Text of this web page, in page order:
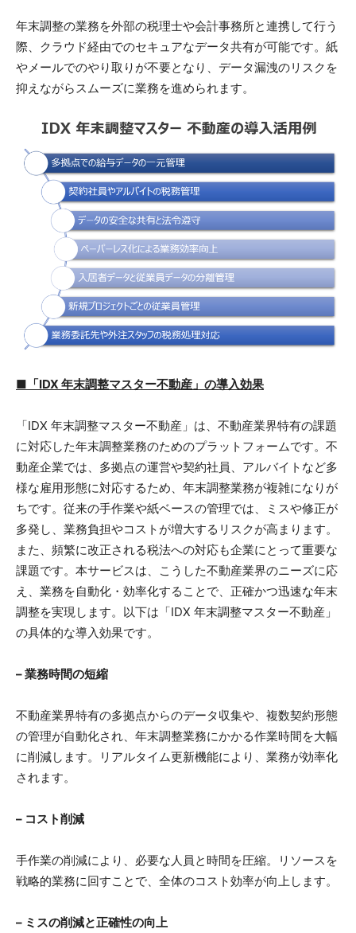
年末調整の業務を外部の税理士や会計事務所と連携して行う
際、クラウド経由でのセキュアなデータ共有が可能です。紙
やメールでのやり取りが不要となり、データ漏洩のリスクを
抑えながらスムーズに業務を進められます。
■「IDX 年末調整マスター不動産」の導入効果
「IDX 年末調整マスター不動産」は、不動産業界特有の課題
に対応した年末調整業務のためのプラットフォームです。不
動産企業では、多拠点の運営や契約社員、アルバイトなど多
様な雇用形態に対応するため、年末調整業務が複雑になりが
ちです。従来の手作業や紙ベースの管理では、ミスや修正が
多発し、業務負担やコストが増大するリスクが高まります。
また、頻繁に改正される税法への対応も企業にとって重要な
課題です。本サービスは、こうした不動産業界のニーズに応
え、業務を自動化・効率化することで、正確かつ迅速な年末
調整を実現します。以下は「IDX 年末調整マスター不動産」
の具体的な導入効果です。
– 業務時間の短縮
不動産業界特有の多拠点からのデータ収集や、複数契約形態
の管理が自動化され、年末調整業務にかかる作業時間を大幅
に削減します。リアルタイム更新機能により、業務が効率化
されます。
– コスト削減
手作業の削減により、必要な人員と時間を圧縮。リソースを
戦略的業務に回すことで、全体のコスト効率が向上します。
– ミスの削減と正確性の向上